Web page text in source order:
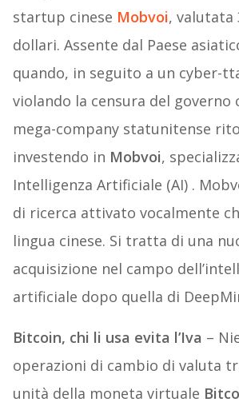
startup cinese Mobvoi, valutata
dollari. Assente dal Paese
quando, in seguito a un cyber-
violando la censura del governo
mega-company statunitense
investendo in Mobvoi,
Intelligenza Artificiale (AI) .
di ricerca attivato vocalmente
lingua cinese. Si tratta di una
acquisizione nel campo
artificiale dopo quella di
Bitcoin, chi li usa evita l’Iva –
operazioni di cambio di valuta
unità della moneta virtuale